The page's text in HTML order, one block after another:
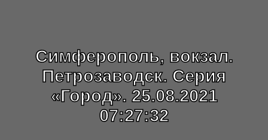
Симферополь, вокзал.
Петрозаводск. Серия
«Город». 25.08.2021
07:27:32